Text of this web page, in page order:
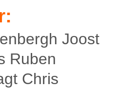
Joost
Ruben
Chris